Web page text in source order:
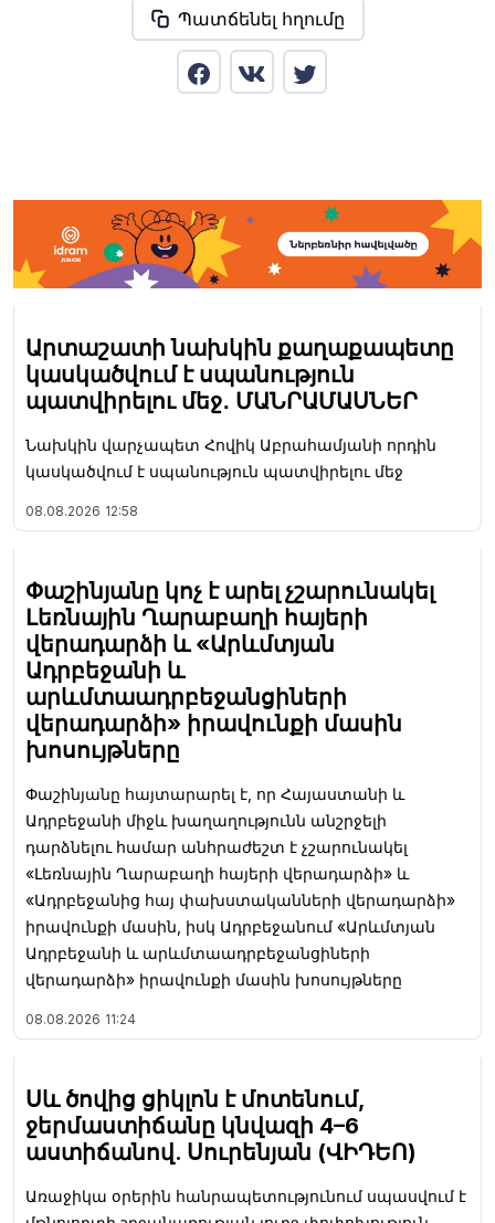
Պատճենել հղումը
Արտաշատի նախկին քաղաքապետը
կասկածվում է սպանություն
պատվիրելու մեջ․ ՄԱՆՐԱՄԱՍՆԵՐ
Նախկին վարչապետ Հովիկ Աբրահամյանի որդին
կասկածվում է սպանություն պատվիրելու մեջ
08.08.2026 12:58
Փաշինյանը կոչ է արել չշարունակել
Լեռնային Ղարաբաղի հայերի
վերադարձի և «Արևմտյան
Ադրբեջանի և
արևմտաադրբեջանցիների
վերադարձի» իրավունքի մասին
խոսույթները
Փաշինյանը հայտարարել է, որ Հայաստանի և
Ադրբեջանի միջև խաղաղությունն անշրջելի
դարձնելու համար անհրաժեշտ է չշարունակել
«Լեռնային Ղարաբաղի հայերի վերադարձի» և
«Ադրբեջանից հայ փախստականների վերադարձի»
իրավունքի մասին, իսկ Ադրբեջանում «Արևմտյան
Ադրբեջանի և արևմտաադրբեջանցիների
վերադարձի» իրավունքի մասին խոսույթները
08.08.2026 11:24
Սև ծովից ցիկլոն է մոտենում,
ջերմաստիճանը կնվազի 4–6
աստիճանով. Սուրենյան (ՎԻԴԵՈ)
Առաջիկա օրերին հանրապետությունում սպասվում է